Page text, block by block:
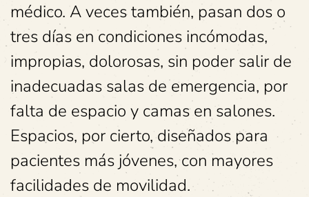
médico. A veces también, pasan dos o
tres días en condiciones incómodas,
impropias, dolorosas, sin poder salir de
inadecuadas salas de emergencia, por
falta de espacio y camas en salones.
Espacios, por cierto, diseñados para
pacientes más jóvenes, con mayores
facilidades de movilidad.